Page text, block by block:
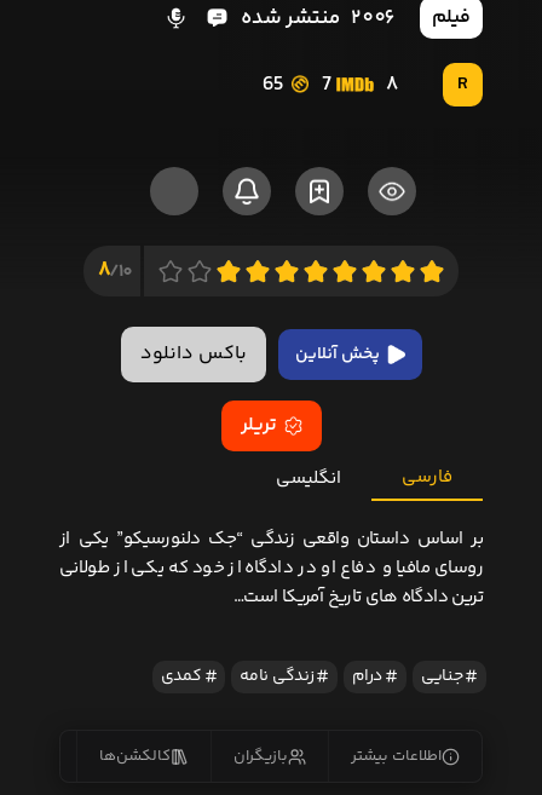
فیلم 2006 منتشر شده
R
8
7
65
10/
8
پخش آنلاین باکس دانلود
تریلر
فارسی انگلیسی
بر اساس داستان واقعی زندگی “جک دلنورسیکو” یکی از
روسای مافیا و دفاع او در دادگاه از خود که یکی از طولانی
ترین دادگاه های تاریخ آمریکا است…
جنایی درام زندگی نامه کمدی
اطلاعات بیشتر بازیگران کالکشن‌ها